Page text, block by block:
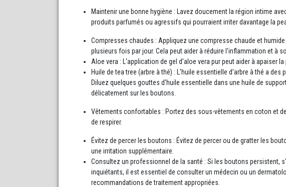
Maintenir une bonne hygiène : Lavez doucement la région intime
produits parfumés ou agressifs qui pourraient irriter davantage la
Compresses chaudes : Appliquez une compresse chaude et
plusieurs fois par jour. Cela peut aider à réduire l'inflammation et à
Aloe vera : L'application de gel d'aloe vera pur peut aider à apaiser
Huile de tea tree (arbre à thé) : L'huile essentielle d'arbre à thé a
Diluez quelques gouttes d'huile essentielle dans une huile de
délicatement sur les boutons.
Vêtements confortables : Portez des sous-vêtements en coton et
de respirer.
Évitez de percer les boutons : Évitez de percer ou de gratter les
une irritation supplémentaire.
Consultez un professionnel de la santé : Si les boutons persistent,
inquiétants, il est essentiel de consulter un médecin ou un
recommandations de traitement appropriées.